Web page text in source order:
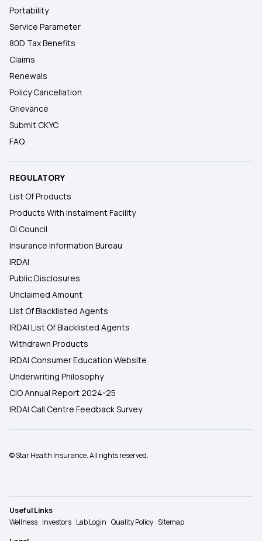
Portability
Service Parameter
80D Tax Benefits
Claims
Renewals
Policy Cancellation
Grievance
Submit CKYC
FAQ
REGULATORY
List Of Products
Products With Instalment Facility
GI Council
Insurance Information Bureau
IRDAI
Public Disclosures
Unclaimed Amount
List Of Blacklisted Agents
IRDAI List Of Blacklisted Agents
Withdrawn Products
IRDAI Consumer Education Website
Underwriting Philosophy
CIO Annual Report 2024-25
IRDAI Call Centre Feedback Survey
© Star Health Insurance. All rights reserved.
Useful Links
Wellness Investors Lab Login Quality Policy Sitemap